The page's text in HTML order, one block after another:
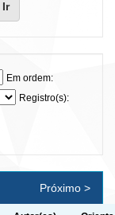
Em ordem:
Registro(s):
Próximo >